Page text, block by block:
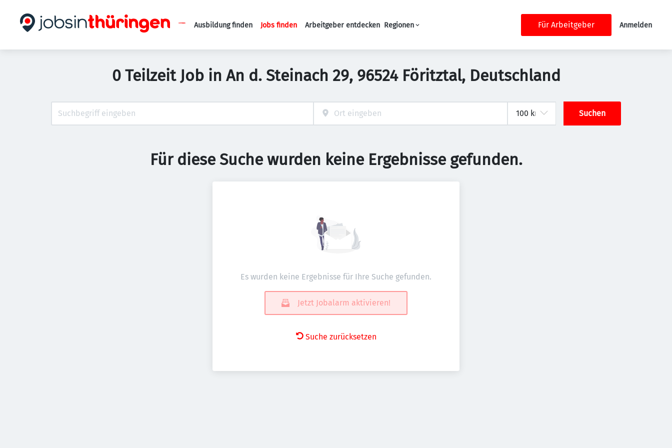
Haupt-Navigation
Ausbildung finden Jobs finden Arbeitgeber entdecken Regionen Für Arbeitgeber Anmelden
0 Teilzeit Job in An d. Steinach 29, 96524 Föritztal, Deutschland
Suchen
Für diese Suche wurden keine Ergebnisse gefunden.
Es wurden keine Ergebnisse für Ihre Suche gefunden.
Jetzt Jobalarm aktivieren!
Suche zurücksetzen